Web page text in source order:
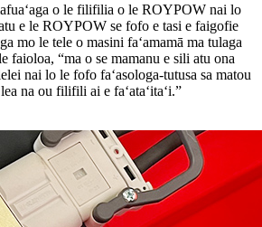
o le filifilia o le ROYPOW nai lo
e le ROYPOW se fofo e tasi e faigofie
mo le tele o masini faʻamamā ma tulaga
faioloa, “ma o se mamanu e sili atu ona
nai lo le fofo faʻasologa-tutusa sa matou
na ou filifili ai e faʻataʻitaʻi.”